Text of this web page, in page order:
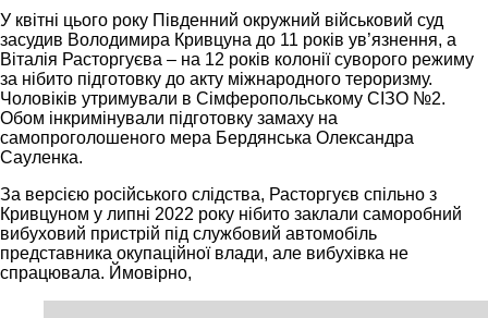
У квітні цього року Південний окружний військовий суд
засудив Володимира Кривцуна до 11 років ув’язнення, а
Віталія Расторгуєва – на 12 років колонії суворого режиму
за нібито підготовку до акту міжнародного тероризму.
Чоловіків утримували в Сімферопольському СІЗО №2.
Обом інкримінували підготовку замаху на
самопроголошеного мера Бердянська Олександра
Сауленка.
За версією російського слідства, Расторгуєв спільно з
Кривцуном у липні 2022 року нібито заклали саморобний
вибуховий пристрій під службовий автомобіль
представника окупаційної влади, але вибухівка не
спрацювала. Ймовірно,